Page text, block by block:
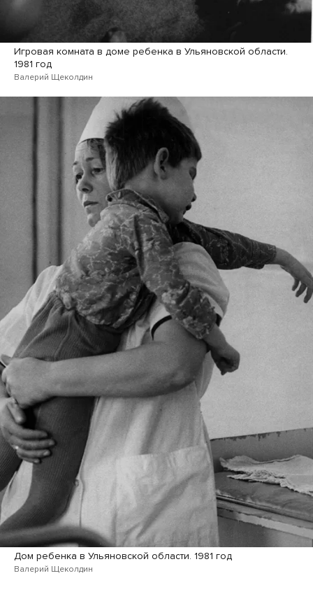
Игровая комната в доме ребенка в Ульяновской области.
1981 год
Валерий Щеколдин
Дом ребенка в Ульяновской области. 1981 год
Валерий Щеколдин